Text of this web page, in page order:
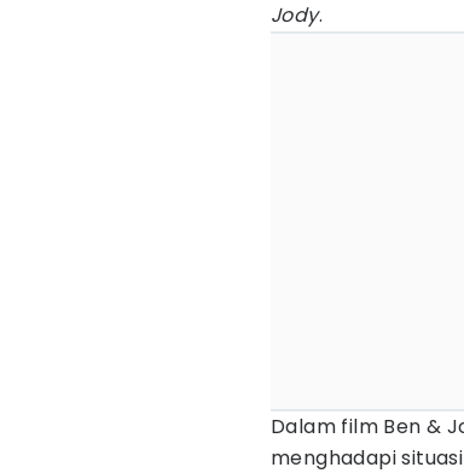
Jody.
Dalam film Ben &
menghadapi